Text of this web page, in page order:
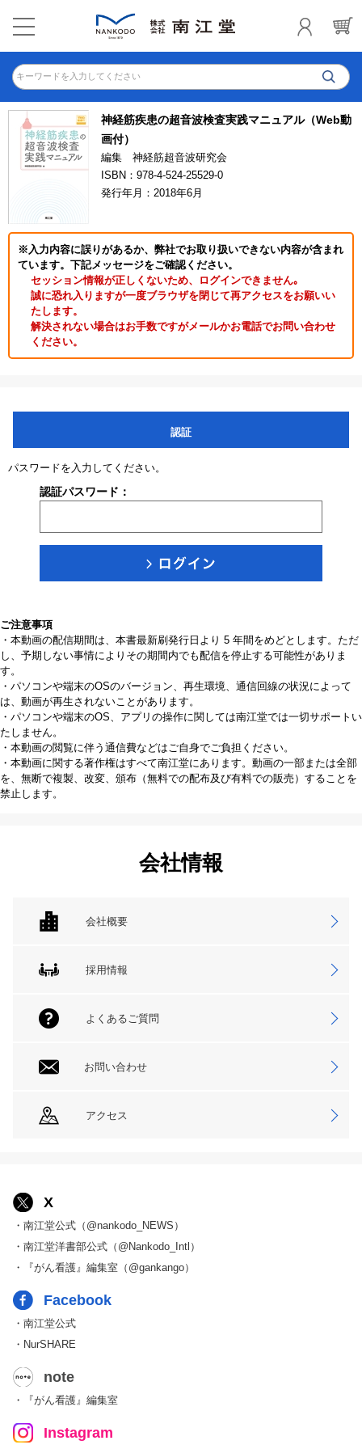
キーワードを入力してください
神経筋疾患の超音波検査実践マニュアル（Web動
画付）
編集 神経筋超音波研究会
ISBN：978-4-524-25529-0
発行年月：2018年6月
※入力内容に誤りがあるか、弊社でお取り扱いできない内容が含まれ
ています。下記メッセージをご確認ください。
セッション情報が正しくないため、ログインできません｡
誠に恐れ入りますが一度ブラウザを閉じて再アクセスをお願いい
たします。
解決されない場合はお手数ですがメールかお電話でお問い合わせ
ください。
認証
パスワードを入力してください。
認証パスワード：
ご注意事項
・本動画の配信期間は、本書最新刷発行日より 5 年間をめどとします。ただ
し、予期しない事情によりその期間内でも配信を停止する可能性がありま
す。
・パソコンや端末のOSのバージョン、再生環境、通信回線の状況によって
は、動画が再生されないことがあります。
・パソコンや端末のOS、アプリの操作に関しては南江堂では一切サポートい
たしません。
・本動画の閲覧に伴う通信費などはご自身でご負担ください。
・本動画に関する著作権はすべて南江堂にあります。動画の一部または全部
を、無断で複製、改変、頒布（無料での配布及び有料での販売）することを
禁止します。
会社情報
会社概要
採用情報
よくあるご質問
お問い合わせ
アクセス
X
・南江堂公式（@nankodo_NEWS）
・南江堂洋書部公式（@Nankodo_Intl）
・『がん看護』編集室（@gankango）
Facebook
・南江堂公式
・NurSHARE
note
・『がん看護』編集室
Instagram